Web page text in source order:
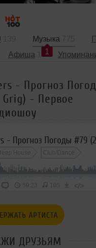
Музыка
1
Афиша
- Прогноз
Grig) - Первое
Deep House Club/Dance
59:23 105 </>
АРТИСТА
ДРУЗЬЯМ